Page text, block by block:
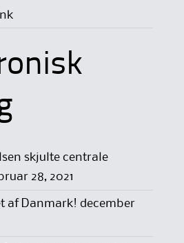
skjulte centrale
28, 2021
af Danmark! december